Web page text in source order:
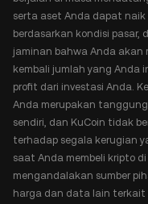
serta aset Anda dapat
berdasarkan kondisi pasar,
jaminan bahwa Anda akan
kembali jumlah yang Anda
profit dari investasi Anda.
Anda merupakan
sendiri, dan KuCoin tidak
terhadap segala kerugian
saat Anda membeli kripto
mengandalakan sumber
harga dan data lain